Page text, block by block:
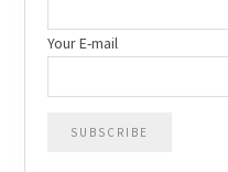
Your E-mail